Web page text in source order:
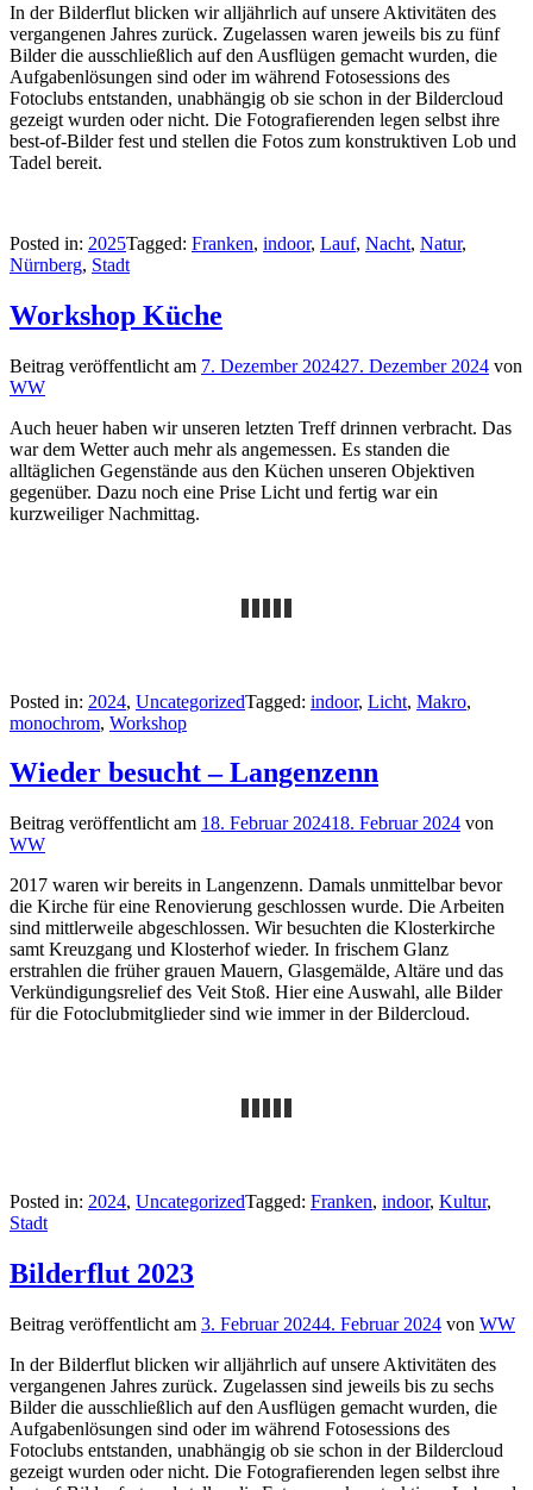
In der Bilderflut blicken wir alljährlich auf unsere Aktivitäten des
vergangenen Jahres zurück. Zugelassen waren jeweils bis zu fünf
Bilder die ausschließlich auf den Ausflügen gemacht wurden, die
Aufgabenlösungen sind oder im während Fotosessions des
Fotoclubs entstanden, unabhängig ob sie schon in der Bildercloud
gezeigt wurden oder nicht. Die Fotografierenden legen selbst ihre
best-of-Bilder fest und stellen die Fotos zum konstruktiven Lob und
Tadel bereit.
Posted in: 2025Tagged: Franken, indoor, Lauf, Nacht, Natur,
Nürnberg, Stadt
Workshop Küche
Beitrag veröffentlicht am 7. Dezember 202427. Dezember 2024 von
WW
Auch heuer haben wir unseren letzten Treff drinnen verbracht. Das
war dem Wetter auch mehr als angemessen. Es standen die
alltäglichen Gegenstände aus den Küchen unseren Objektiven
gegenüber. Dazu noch eine Prise Licht und fertig war ein
kurzweiliger Nachmittag.
Posted in: 2024, UncategorizedTagged: indoor, Licht, Makro,
monochrom, Workshop
Wieder besucht – Langenzenn
Beitrag veröffentlicht am 18. Februar 202418. Februar 2024 von
WW
2017 waren wir bereits in Langenzenn. Damals unmittelbar bevor
die Kirche für eine Renovierung geschlossen wurde. Die Arbeiten
sind mittlerweile abgeschlossen. Wir besuchten die Klosterkirche
samt Kreuzgang und Klosterhof wieder. In frischem Glanz
erstrahlen die früher grauen Mauern, Glasgemälde, Altäre und das
Verkündigungsrelief des Veit Stoß. Hier eine Auswahl, alle Bilder
für die Fotoclubmitglieder sind wie immer in der Bildercloud.
Posted in: 2024, UncategorizedTagged: Franken, indoor, Kultur,
Stadt
Bilderflut 2023
Beitrag veröffentlicht am 3. Februar 20244. Februar 2024 von WW
In der Bilderflut blicken wir alljährlich auf unsere Aktivitäten des
vergangenen Jahres zurück. Zugelassen sind jeweils bis zu sechs
Bilder die ausschließlich auf den Ausflügen gemacht wurden, die
Aufgabenlösungen sind oder im während Fotosessions des
Fotoclubs entstanden, unabhängig ob sie schon in der Bildercloud
gezeigt wurden oder nicht. Die Fotografierenden legen selbst ihre